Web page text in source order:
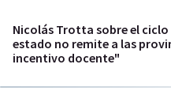
Nicolás Trotta sobre el
estado no remite a las
incentivo docente"